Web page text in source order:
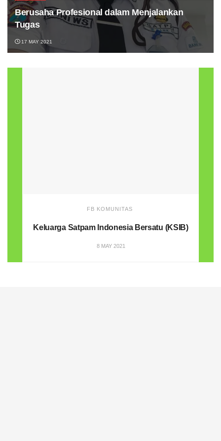
Berusaha Profesional dalam Menjalankan
Tugas
17 MAY 2021
FB KOMUNITAS
Keluarga Satpam Indonesia Bersatu (KSIB)
8 MAY 2021